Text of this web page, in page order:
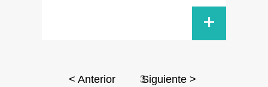
+
< Anterior 3Siguiente >